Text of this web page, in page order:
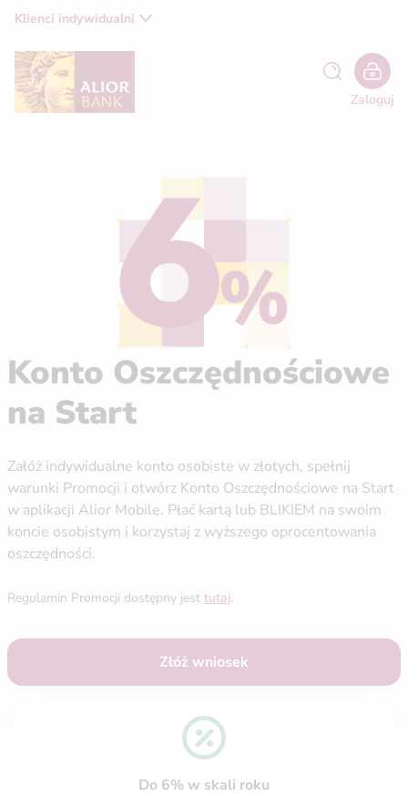
Klienci indywidualni
Zaloguj
Konto Oszczędnościowe
na Start
Załóż indywidualne konto osobiste w złotych, spełnij
warunki Promocji i otwórz Konto Oszczędnościowe na Start
w aplikacji Alior Mobile. Płać kartą lub BLIKIEM na swoim
koncie osobistym i korzystaj z wyższego oprocentowania
oszczędności.
Regulamin Promocji dostępny jest tutaj.
Złóż wniosek
Do 6% w skali roku